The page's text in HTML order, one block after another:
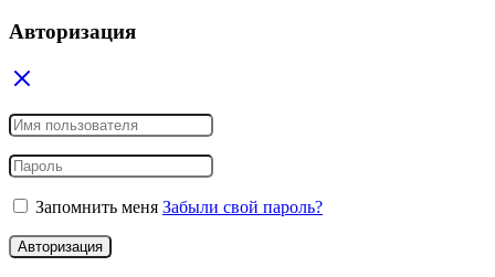
Авторизация
Запомнить меня Забыли свой пароль?
Авторизация